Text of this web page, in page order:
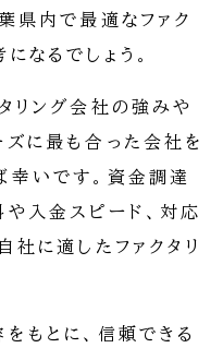
県内で最適なファク
なるでしょう。
リング会社の強みや
に最も合った会社を
幸いです。資金調達
入金スピード、対応
社に適したファクタリ
もとに、信頼できる